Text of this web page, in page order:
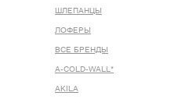
ШЛЕПАНЦЫ
ЛОФЕРЫ
ВСЕ БРЕНДЫ
A-COLD-WALL*
AKILA